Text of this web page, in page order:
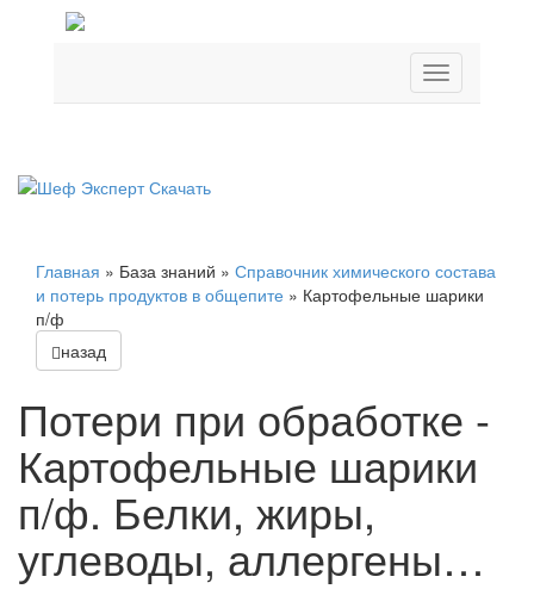
Главная » База знаний » Справочник химического состава
и потерь продуктов в общепите » Картофельные шарики
п/ф
назад
Потери при обработке -
Картофельные шарики
п/ф. Белки, жиры,
углеводы, аллергены…